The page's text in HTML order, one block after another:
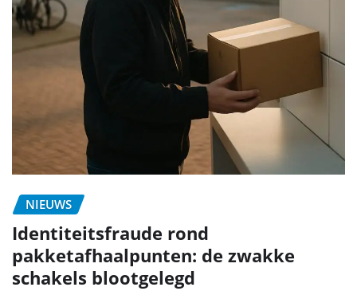
NIEUWS
Identiteitsfraude rond
pakketafhaalpunten: de zwakke
schakels blootgelegd